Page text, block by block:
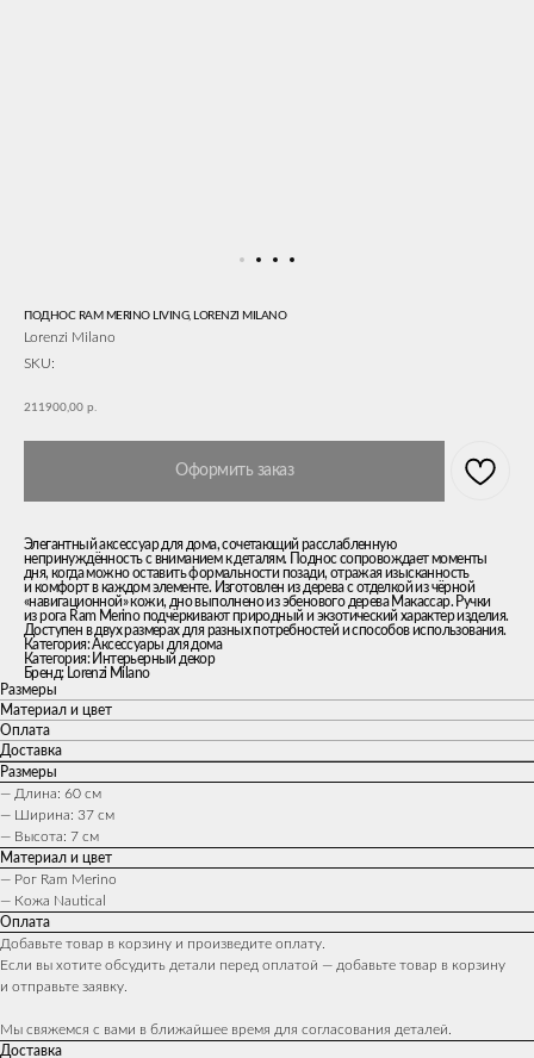
ПОДНОС RAM MERINO LIVING, LORENZI MILANO
Lorenzi Milano
SKU:
211900,00 р.
Оформить заказ
Элегантный аксессуар для дома, сочетающий расслабленную
непринуждённость с вниманием к деталям. Поднос сопровождает моменты
дня, когда можно оставить формальности позади, отражая изысканность
и комфорт в каждом элементе. Изготовлен из дерева с отделкой из чёрной
«навигационной» кожи, дно выполнено из эбенового дерева Макассар. Ручки
из рога Ram Merino подчёркивают природный и экзотический характер изделия.
Доступен в двух размерах для разных потребностей и способов использования.
Категория: Аксессуары для дома
Категория: Интерьерный декор
Бренд: Lorenzi Milano
Размеры
Материал и цвет
Оплата
Доставка
Размеры
— Длина: 60 см
— Ширина: 37 см
— Высота: 7 см
Материал и цвет
— Рог Ram Merino
— Кожа Nautical
Оплата
Добавьте товар в корзину и произведите оплату.
Если вы хотите обсудить детали перед оплатой — добавьте товар в корзину
и отправьте заявку.
Мы свяжемся с вами в ближайшее время для согласования деталей.
Доставка